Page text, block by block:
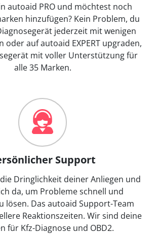
autoaid PRO und möchtest noch
hinzufügen? Kein Problem, du
jederzeit mit wenigen
oder auf autoaid EXPERT upgraden,
mit voller Unterstützung für
alle 35 Marken.
Support
Dringlichkeit deiner Anliegen und
da, um Probleme schnell und
lösen. Das autoaid Support-Team
Reaktionszeiten. Wir sind deine
für Kfz-Diagnose und OBD2.